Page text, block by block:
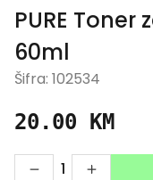
PURE Toner
60ml
Šifra: 102534
20.00 KM
1